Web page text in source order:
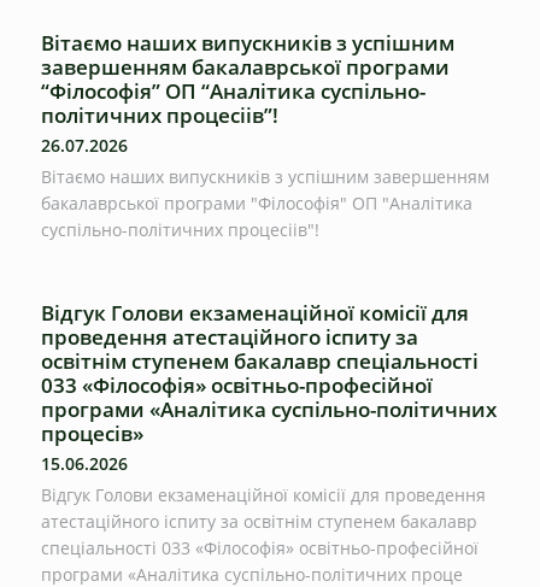
Вітаємо наших випускників з успішним
завершенням бакалаврської програми
“Філософія” ОП “Аналітика суспільно-
політичних процесіів”!
26.07.2026
Вітаємо наших випускників з успішним завершенням
бакалаврської програми "Філософія" ОП "Аналітика
суспільно-політичних процесіів"!
Відгук Голови екзаменаційної комісії для
проведення атестаційного іспиту за
освітнім ступенем бакалавр спеціальності
033 «Філософія» освітньо-професійної
програми «Аналітика суспільно-політичних
процесів»
15.06.2026
Відгук Голови екзаменаційної комісії для проведення
атестаційного іспиту за освітнім ступенем бакалавр
спеціальності 033 «Філософія» освітньо-професійної
програми «Аналітика суспільно-політичних проце